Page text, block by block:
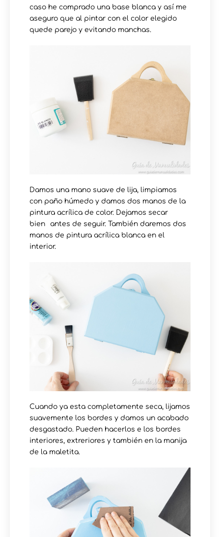
caso he comprado una base blanca y así me
aseguro que al pintar con el color elegido
quede parejo y evitando manchas.
Damos una mano suave de lija, limpiamos
con paño húmedo y damos dos manos de la
pintura acrílica de color. Dejamos secar
bien⁠⠀antes de seguir. También daremos dos
manos de pintura acrílica blanca en el
interior.
Cuando ya esta completamente seca, lijamos
suavemente los bordes y damos un acabado
desgastado⁠. Pueden hacerlos e los bordes
interiores, extreriores y también en la manija
de la maletita.